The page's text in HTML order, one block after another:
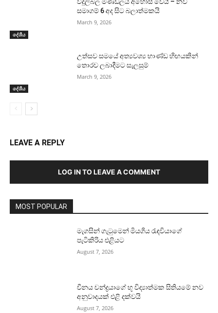
දේශීය
සමාගම් 6 අද සිට බලාත්මකයි
March 9, 2026
දේශීය
උත්සව සමයේ අත්‍යවශ්‍ය භාණ්ඩ හිඟයකින්
තොරව ලබාදීමට සැලසුම්
March 9, 2026
LEAVE A REPLY
LOG IN TO LEAVE A COMMENT
MOST POPULAR
මැගසින් ගැටුමෙන් මියගිය රැඳවියාගේ
පැටිකිරිය එළියට
August 7, 2026
චීනය චන්ද්‍රයාගේ භූ විද්‍යාත්මක සිතියමේ නව
අනුවාදයක් එළි දක්වයි
August 7, 2026